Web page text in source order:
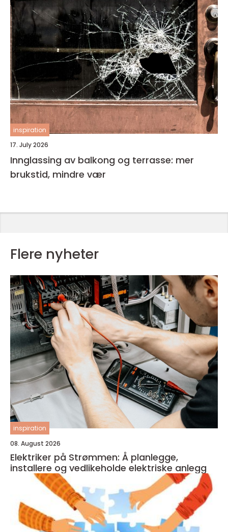
inspiration
17. July 2026
Innglassing av balkong og terrasse: mer
brukstid, mindre vær
Flere nyheter
inspiration
08. August 2026
Elektriker på Strømmen: Å planlegge,
installere og vedlikeholde elektriske anlegg